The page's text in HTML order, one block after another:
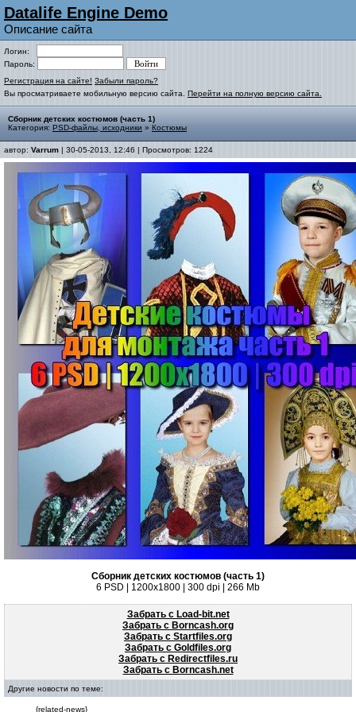
Datalife Engine Demo
Описание сайта
Логин:
Пароль:
Регистрация на сайте! Забыли пароль?
Вы просматриваете мобильную версию сайта. Перейти на полную версию сайта.
Сборник детских костюмов (часть 1)
Категория: PSD-файлы, исходники » Костюмы
автор: Varrum | 30-05-2013, 12:46 | Просмотров: 1224
Сборник детских костюмов (часть 1)
6 PSD | 1200x1800 | 300 dpi | 266 Mb
Забрать с Load-bit.net
Забрать с Borncash.org
Забрать с Startfiles.org
Забрать с Goldfiles.org
Забрать с Redirectfiles.ru
Забрать с Borncash.net
Другие новости по теме:
{related-news}